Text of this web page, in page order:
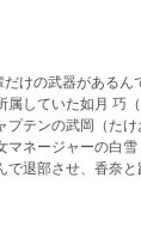
だけの武器があ
テンの武岡（たけ
退部させ、香奈と
女のアドバイスの